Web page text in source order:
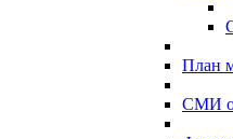
План
СМИ о